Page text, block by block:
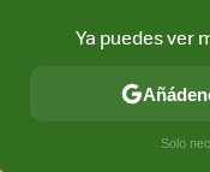
CONECTIVIDAD
Ya puedes ver
Solo